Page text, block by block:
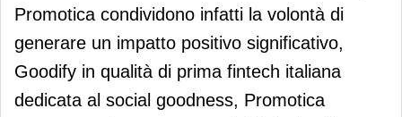
Promotica condividono infatti la volontà di
generare un impatto positivo significativo,
Goodify in qualità di prima fintech italiana
dedicata al social goodness, Promotica